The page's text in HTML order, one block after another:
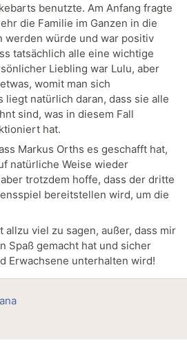
benutzte. Am Anfang fragte
die Familie im Ganzen in die
werden würde und war positiv
tatsächlich alle eine wichtige
Liebling war Lulu, aber
womit man sich
liegt natürlich daran, dass sie alle
sind, was in diesem Fall
hat.
Markus Orths es geschafft hat,
natürliche Weise wieder
trotzdem hoffe, dass der dritte
bereitstellen wird, um die
viel zu sagen, außer, dass mir
Spaß gemacht hat und sicher
Erwachsene unterhalten wird!